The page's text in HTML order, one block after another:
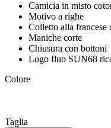
Camicia in misto
Motivo a righe
Colletto alla francese
Maniche corte
Chiusura con bottoni
Logo fluo SUN68
Colore
Taglia